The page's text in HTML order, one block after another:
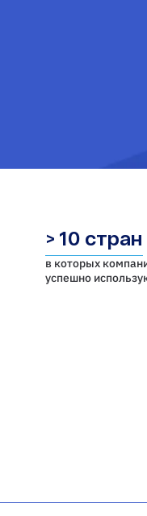
> 10 стран
в которых
успешно